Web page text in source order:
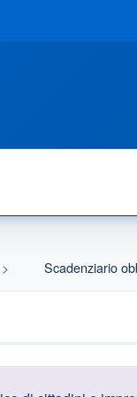
Scadenziario